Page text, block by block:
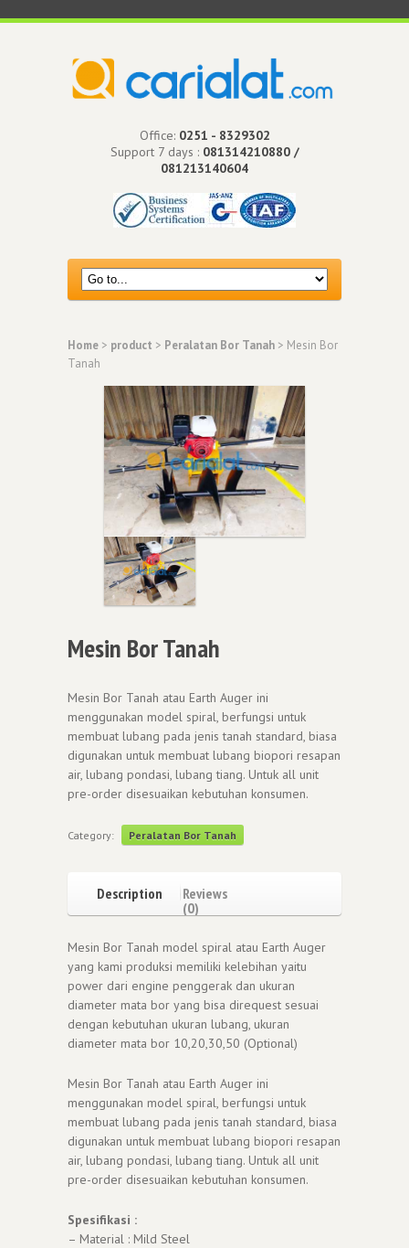
Office: 0251 - 8329302
Support 7 days : 081314210880 /
081213140604
Home > product > Peralatan Bor Tanah > Mesin Bor
Tanah
Mesin Bor Tanah
Mesin Bor Tanah atau Earth Auger ini
menggunakan model spiral, berfungsi untuk
membuat lubang pada jenis tanah standard, biasa
digunakan untuk membuat lubang biopori resapan
air, lubang pondasi, lubang tiang. Untuk all unit
pre-order disesuaikan kebutuhan konsumen.
Category: Peralatan Bor Tanah
Description
Reviews
(0)
Mesin Bor Tanah model spiral atau Earth Auger
yang kami produksi memiliki kelebihan yaitu
power dari engine penggerak dan ukuran
diameter mata bor yang bisa direquest sesuai
dengan kebutuhan ukuran lubang, ukuran
diameter mata bor 10,20,30,50 (Optional)
Mesin Bor Tanah atau Earth Auger ini
menggunakan model spiral, berfungsi untuk
membuat lubang pada jenis tanah standard, biasa
digunakan untuk membuat lubang biopori resapan
air, lubang pondasi, lubang tiang. Untuk all unit
pre-order disesuaikan kebutuhan konsumen.
Spesifikasi :
– Material : Mild Steel